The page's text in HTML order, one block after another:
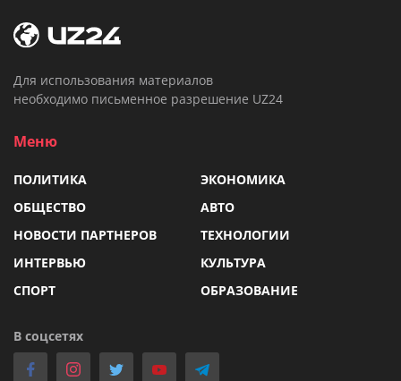
Для использования материалов
необходимо письменное разрешение UZ24
Меню
ПОЛИТИКА
ЭКОНОМИКА
ОБЩЕСТВО
АВТО
НОВОСТИ ПАРТНЕРОВ
ТЕХНОЛОГИИ
ИНТЕРВЬЮ
КУЛЬТУРА
СПОРТ
ОБРАЗОВАНИЕ
В соцсетях